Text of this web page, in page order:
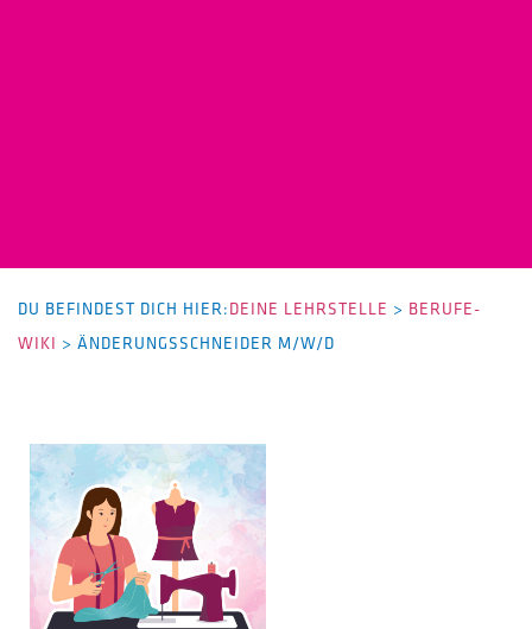
DU BEFINDEST DICH HIER:DEINE LEHRSTELLE > BERUFE-
WIKI > ÄNDERUNGSSCHNEIDER M/W/D